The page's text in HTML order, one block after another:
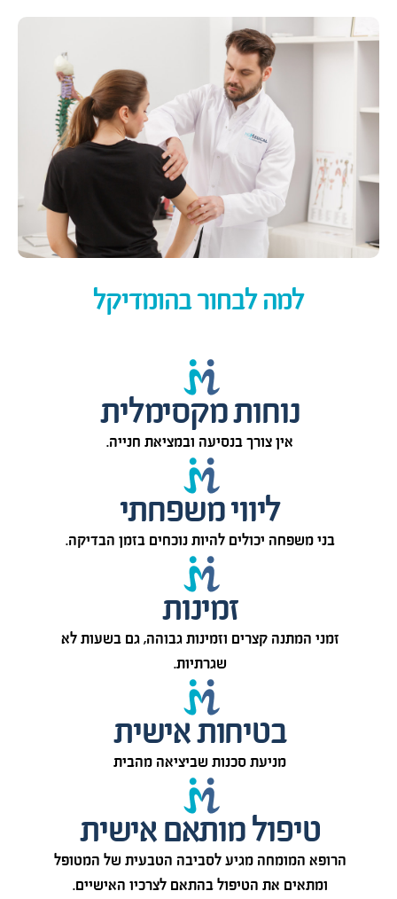
למה לבחור בהומדיקל
נוחות מקסימלית
אין צורך בנסיעה ובמציאת חנייה.
ליווי משפחתי
בני משפחה יכולים להיות נוכחים בזמן הבדיקה.
זמינות
זמני המתנה קצרים וזמינות גבוהה, גם בשעות לא
שגרתיות.
בטיחות אישית
מניעת סכנות שביציאה מהבית
טיפול מותאם אישית
הרופא המומחה מגיע לסביבה הטבעית של המטופל
ומתאים את הטיפול בהתאם לצרכיו האישיים.